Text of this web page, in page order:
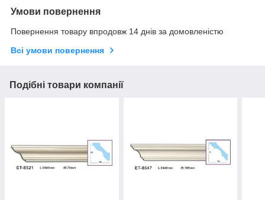
Умови повернення
Повернення товару впродовж 14 днів за домовленістю
Всі умови повернення
Подібні товари компанії